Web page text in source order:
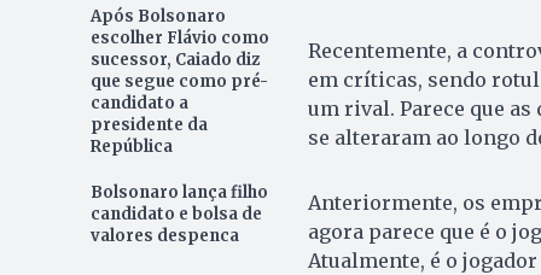
Após Bolsonaro
escolher Flávio como
sucessor, Caiado diz
que segue como pré-
candidato a
presidente da
República
Bolsonaro lança filho
candidato e bolsa de
valores despenca
Recentemente, a
em críticas, sendo
um rival. Parece que
se alteraram ao longo
Anteriormente, os
agora parece que é o
Atualmente, é o